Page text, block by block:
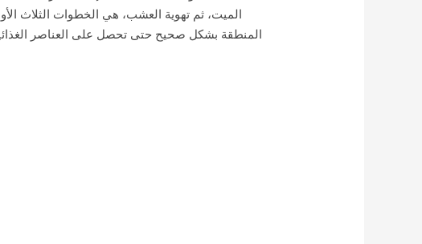
الميت، ثم تهوية العشب، هي الخطوات الثلاث
المنطقة بشكل صحيح حتى تحصل على العناصر